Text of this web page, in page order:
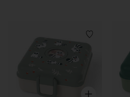
Liste de
Aperçu rapide